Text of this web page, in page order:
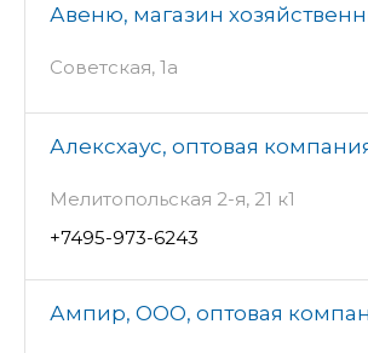
Авеню, магазин
Советская, 1а
Алексхаус, оптовая
Мелитопольская 2-я, 21 к1
+7495-973-6243
Ампир, ООО, оптовая